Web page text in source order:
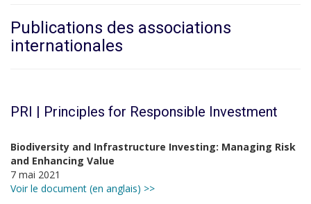
Publications des associations
internationales
PRI | Principles for Responsible Investment
Biodiversity and Infrastructure Investing: Managing Risk
and Enhancing Value
7 mai 2021
Voir le document (en anglais) >>